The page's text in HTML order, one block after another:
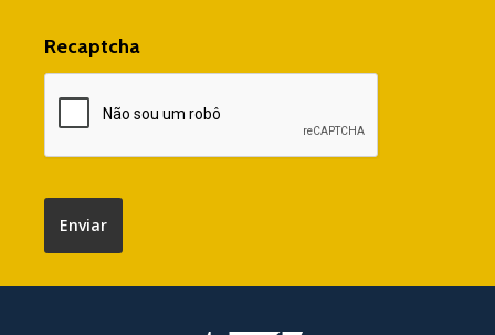
Recaptcha